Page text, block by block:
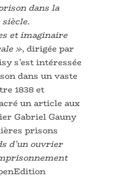
dans la
et imaginaire
»,dirigée par
s’est intéressée
dans un vaste
1838 et
un article aux
Gabriel Gauny
prisons
d’un ouvrier